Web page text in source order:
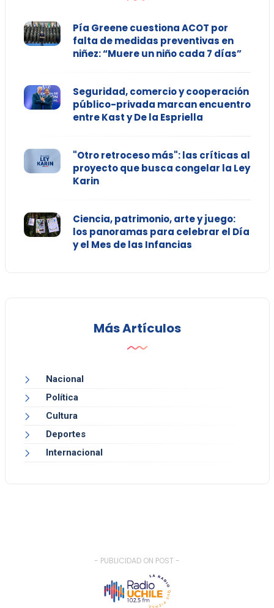
Pía Greene cuestiona ACOT por
falta de medidas preventivas en
niñez: “Muere un niño cada 7 días”
Seguridad, comercio y cooperación
público-privada marcan encuentro
entre Kast y De la Espriella
"Otro retroceso más": las críticas al
proyecto que busca congelar la Ley
Karin
Ciencia, patrimonio, arte y juego:
los panoramas para celebrar el Día
y el Mes de las Infancias
Más Artículos
Nacional
Política
Cultura
Deportes
Internacional
- PUBLICIDAD ON POST -